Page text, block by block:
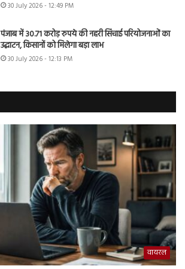
30 July 2026 - 12:49 PM
पंजाब में 30.71 करोड़ रुपये की नहरी सिंचाई परियोजनाओं का
उद्घाटन, किसानों को मिलेगा बड़ा लाभ
30 July 2026 - 12:13 PM
वायरल